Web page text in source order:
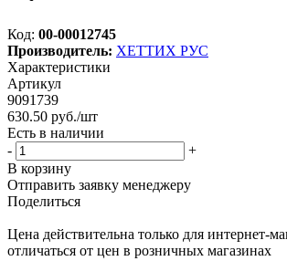
Код: 00-00012745
Производитель: ХЕТТИХ РУС
Характеристики
Артикул
9091739
630.50 руб./шт
Есть в наличии
-
+
В корзину
Отправить заявку менеджеру
Поделиться
Цена действительна только для интернет-
отличаться от цен в розничных магазинах